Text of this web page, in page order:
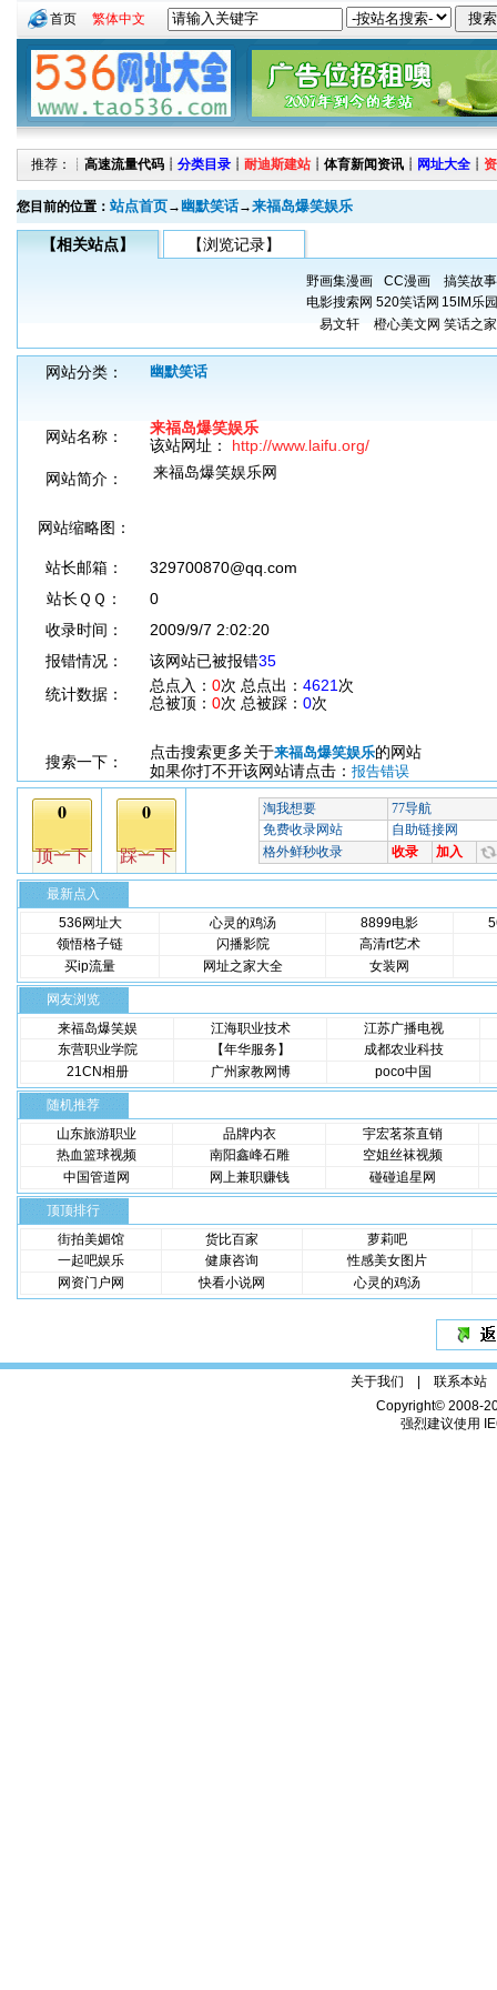
首页 繁体中文
推荐：┊ 高速流量代码 ┊ 分类目录 ┊ 耐迪斯建站 ┊ 体育新闻资讯 ┊ 网址大全 ┊
您目前的位置： 站点首页→ 幽默笑话→来福岛爆笑娱乐
【相关站点】 【浏览记录】
野画集漫画 CC漫画
搞笑故事
电影搜索网 520笑话网 15IM乐园
易文轩
橙心美文网 笑话之家
网站分类： 幽默笑话
网站名称：
来福岛爆笑娱乐
该站网址： http://www.laifu.org/
网站简介：
来福岛爆笑娱乐网
网站缩略图：
站长邮箱：
329700870@qq.com
站长ＱＱ：
0
收录时间：
2009/9/7 2:02:20
报错情况：
该网站已被报错35
统计数据：
总点入： 0次 总点出： 4621 次
总被顶： 0次 总被踩： 0次
搜索一下：
点击搜索更多关于来福岛爆笑娱乐的网站
如果你打不开该网站请点击： 报告错误
最新点入
536网址大
心灵的鸡汤 8899电影
领悟格子链
闪播影院
高清rt艺术
买ip流量
网址之家大全 女装网
网友浏览
来福岛爆笑娱
江海职业技术
江苏广播电视
东营职业学院
【年华服务】
成都农业科技
21CN相册
广州家教网博 poco中国
随机推荐
山东旅游职业
品牌内衣
宇宏茗茶直销
热血篮球视频
南阳鑫峰石雕
空姐丝袜视频
中国管道网
网上兼职赚钱 碰碰追星网
顶顶排行
街拍美媚馆
货比百家
萝莉吧
一起吧娱乐
健康咨询
性感美女图片
网资门户网
快看小说网 心灵的鸡汤
关于我们 | 联系本站
Copyright© 2008-
强烈建议使用